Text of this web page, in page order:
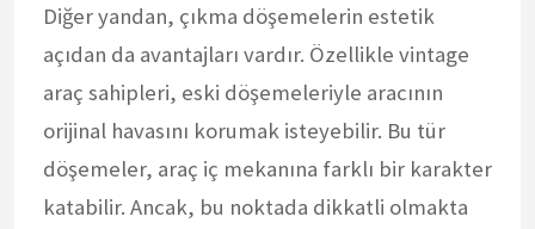
Diğer yandan, çıkma döşemelerin estetik
açıdan da avantajları vardır. Özellikle vintage
araç sahipleri, eski döşemeleriyle aracının
orijinal havasını korumak isteyebilir. Bu tür
döşemeler, araç iç mekanına farklı bir karakter
katabilir. Ancak, bu noktada dikkatli olmakta